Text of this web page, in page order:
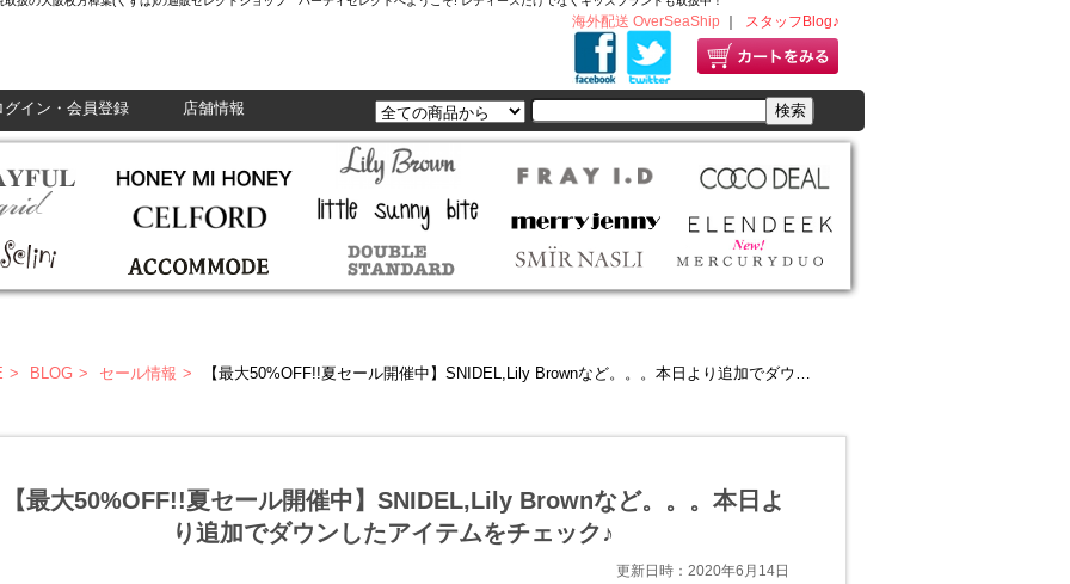
海外配送 OverSeaShip スタッフBlog♪
グイン・会員登録 店舗情報
BLOG セール情報 【最大50%OFF!!夏セール開催中】SNIDEL,Lily Brownなど。。。本日より追加でダウンしたアイテムをチェック♪
【最大50%OFF!!夏セール開催中】SNIDEL,Lily Brownなど。。。本日よ
り追加でダウンしたアイテムをチェック♪
更新日時：2020年6月14日